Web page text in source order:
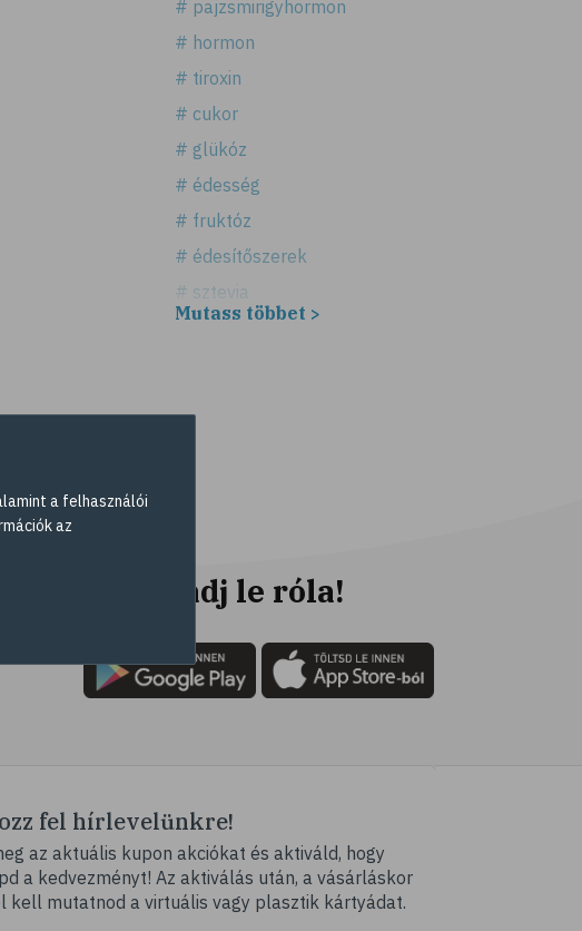
# pajzsmirigyhormon
# hormon
# tiroxin
# cukor
# glükóz
# édesség
# fruktóz
# édesítőszerek
# sztevia
# hal
# egészséges táplálkozás
# omega-3
# D-vitamin
# porckopás
# derékfájás
# tél
Mutass többet >
Ne maradj le róla!
fel hírlevelünkre!
az aktuális kupon akciókat és aktiváld, hogy
a kedvezményt! Az aktiválás után, a vásárláskor
kell mutatnod a virtuális vagy plasztik kártyádat.
a felhasználói
az